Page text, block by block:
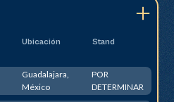
Ubicación Stand
Guadalajara,
México
POR
DETERMINAR